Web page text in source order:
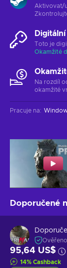
Aktivovat/
Toto je
Okamžité
Na rozdíl
okamžité
Pracuje na:
Doporučené
95,64 US$
14% Cashback